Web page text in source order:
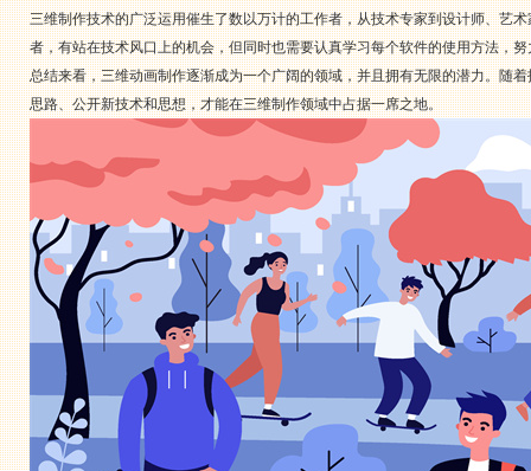
三维制作技术的广泛运用催生了数以万计的工作者，从技术专家到设计师、艺
者，有站在技术风口上的机会，但同时也需要认真学习每个软件的使用方法，
总结来看，三维动画制作逐渐成为一个广阔的领域，并且拥有无限的潜力。随
思路、公开新技术和思想，才能在三维制作领域中占据一席之地。